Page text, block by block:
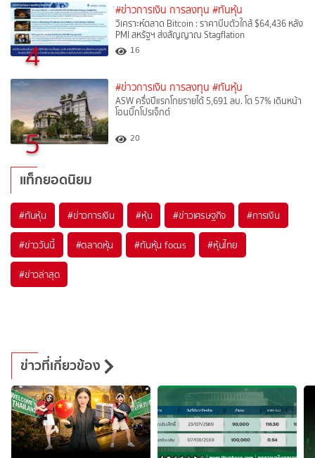
4
#ข่าวการเงิน การลงทุน #ทันหุ้น
วิเคราะห์ตลาด Bitcoin : ราคาบีบตัวใกล้ $64,436 หลัง
PMI สหรัฐฯ ส่งสัญญาณ Stagflation
16
5
#ข่าวการเงิน การลงทุน #ทันหุ้น
ASW ครึ่งปีแรกโกยรายได้ 5,691 ลบ. โต 57% เดินหน้า
โอนบิ๊กโปรเจ็กต์
20
แท็กยอดนิยม
#ทันหุ้น #ข่าวการเงิน #หุ้น #ข่าวเศรษฐกิจ #การเงิน
#ข่าววันนี้ #ตลาดหุ้น #ทันหุ้น focus #หุ้นไทย
#ข่าวล่าสุด
ข่าวที่เกี่ยวข้อง